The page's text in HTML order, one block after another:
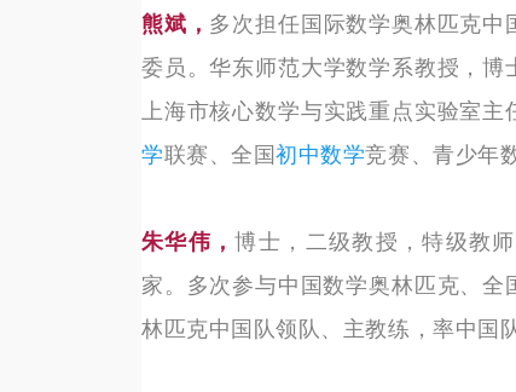
熊斌， 多次担任国际数学奥林匹克中
委员。华东师范大学数学系教授，博
上海市核心数学与实践重点实验室
学联赛、全国初中数学竞赛、青少年
朱华伟，博士，二级教授，特级教
家。 多次参与中国数学奥林匹克、全
林匹克中国队领队、主教练，率中国